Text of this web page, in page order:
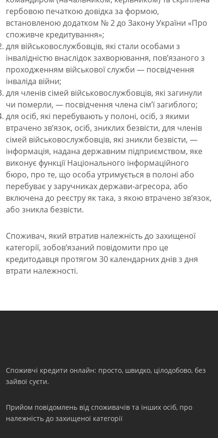
гербовою печаткою довідка за формою,
встановленою додатком № 2 до Закону України «Про
споживче кредитування»;
для військовослужбовців, які стали особами з
інвалідністю внаслідок захворювання, пов’язаного з
проходженням військової служби — посвідчення
інваліда війни;
для членів сімей військовослужбовців, які загинули
чи померли, — посвідчення члена сім’ї загиблого;
для осіб, які перебувають у полоні, осіб, з якими
втрачено зв’язок, осіб, зниклих безвісти, для членів
сімей військовослужбовців, які зникли безвісти, —
інформація, надана державним підприємством, яке
виконує функції Національного інформаційного
бюро, про те, що особа утримується в полоні або
перебуває у заручниках держави-агресора, або
включена до реєстру як така, з якою втрачено зв’язок,
або зникла безвісти.
Споживач, який втратив належність до захищеної
категорії, зобов’язаний повідомити про це
кредитодавця протягом 30 календарних днів з дня
втрати належності.
Споживчі кредити онлайн: просто, швидко, цілодобово, без
зайвої суєти.
Прийом повідомлень від споживачів та інших осіб, про
належність до захищеної категорії